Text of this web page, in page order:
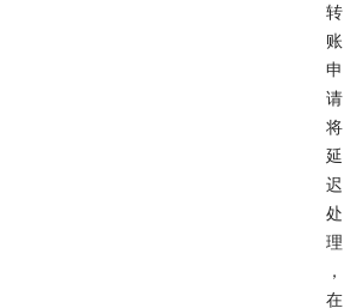
转
账
申
请
将
延
迟
处
理
，
在